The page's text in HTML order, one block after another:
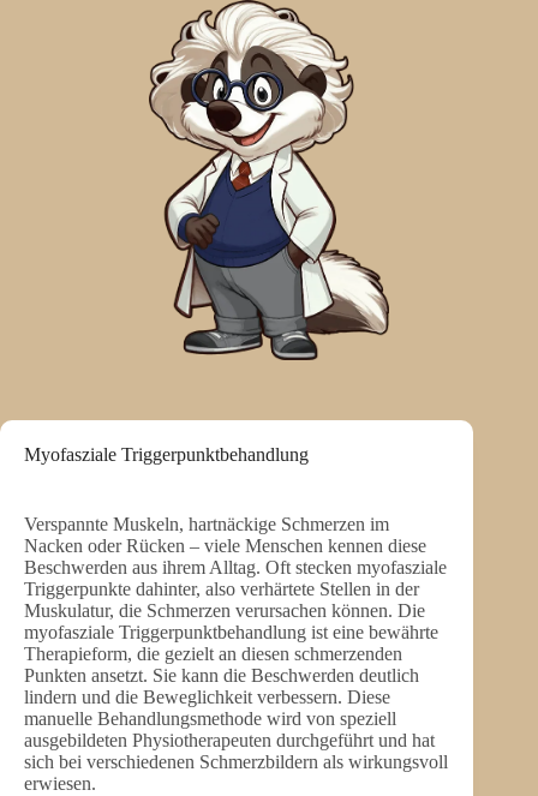
Myofasziale Triggerpunktbehandlung
Verspannte Muskeln, hartnäckige Schmerzen im
Nacken oder Rücken – viele Menschen kennen diese
Beschwerden aus ihrem Alltag. Oft stecken myofasziale
Triggerpunkte dahinter, also verhärtete Stellen in der
Muskulatur, die Schmerzen verursachen können. Die
myofasziale Triggerpunktbehandlung ist eine bewährte
Therapieform, die gezielt an diesen schmerzenden
Punkten ansetzt. Sie kann die Beschwerden deutlich
lindern und die Beweglichkeit verbessern. Diese
manuelle Behandlungsmethode wird von speziell
ausgebildeten Physiotherapeuten durchgeführt und hat
sich bei verschiedenen Schmerzbildern als wirkungsvoll
erwiesen.